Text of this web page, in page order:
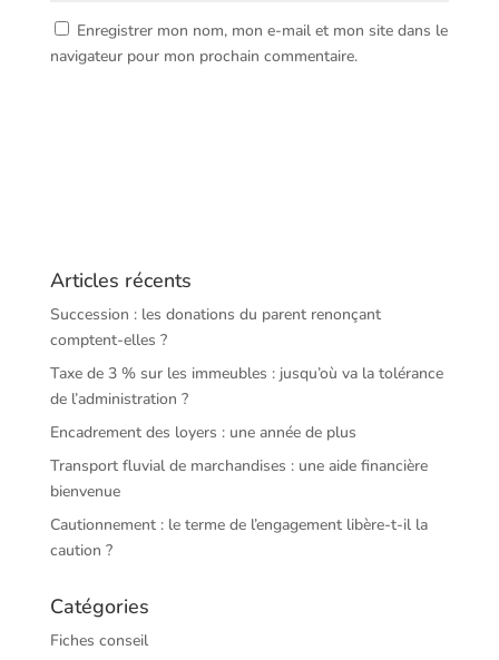
Enregistrer mon nom, mon e-mail et mon site dans le
navigateur pour mon prochain commentaire.
Articles récents
Succession : les donations du parent renonçant
comptent-elles ?
Taxe de 3 % sur les immeubles : jusqu’où va la tolérance
de l’administration ?
Encadrement des loyers : une année de plus
Transport fluvial de marchandises : une aide financière
bienvenue
Cautionnement : le terme de l’engagement libère-t-il la
caution ?
Catégories
Fiches conseil